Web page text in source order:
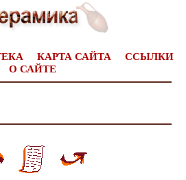
КАРТА САЙТА
ССЫЛКИ
О САЙТЕ